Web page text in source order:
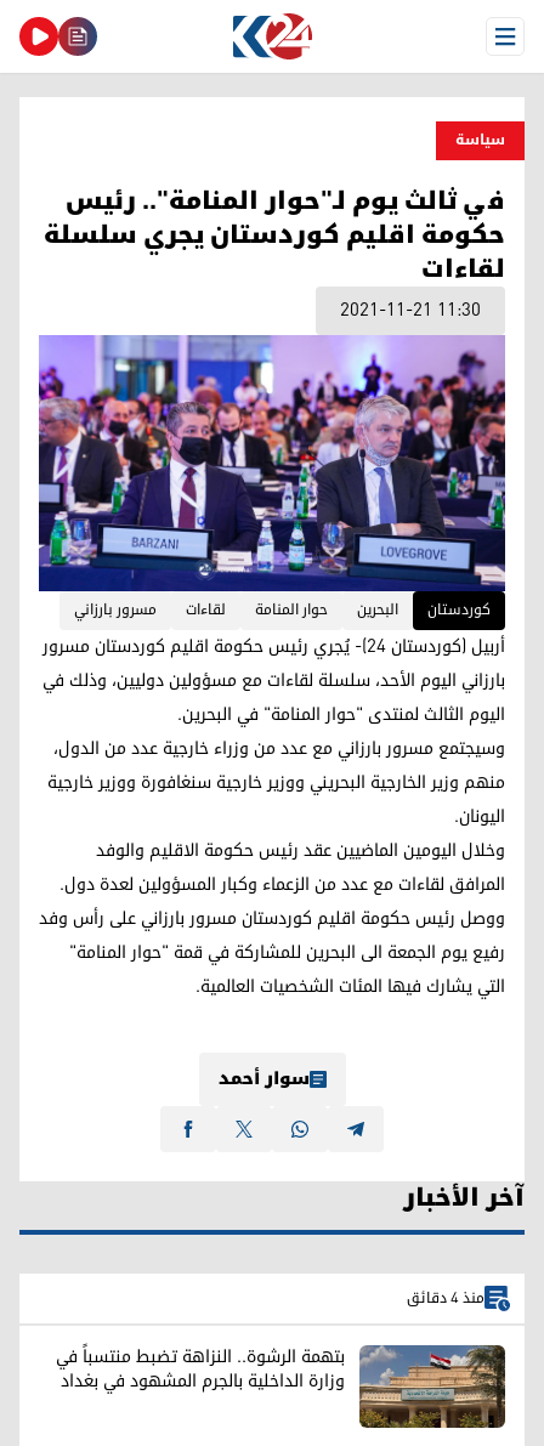
Open Menu
سیاسة
في ثالث يوم لـ"حوار المنامة".. رئيس
حكومة اقليم كوردستان يجري سلسلة
لقاءات
2021-11-21 11:30
کوردستان البحرين حوار المنامة لقاءات مسرور بارزاني
أربيل (كوردستان 24)- يُجري رئيس حكومة اقليم كوردستان مسرور
بارزاني اليوم الأحد، سلسلة لقاءات مع مسؤولين دوليين، وذلك في
اليوم الثالث لمنتدى "حوار المنامة" في البحرين.
وسيجتمع مسرور بارزاني مع عدد من وزراء خارجية عدد من الدول،
منهم وزير الخارجية البحريني ووزير خارجية سنغافورة ووزير خارجية
اليونان.
وخلال اليومين الماضيين عقد رئيس حكومة الاقليم والوفد
المرافق لقاءات مع عدد من الزعماء وكبار المسؤولين لعدة دول.
ووصل رئيس حكومة اقليم كوردستان مسرور بارزاني على رأس وفد
رفيع يوم الجمعة الى البحرين للمشاركة في قمة "حوار المنامة"
التي يشارك فيها المئات الشخصيات العالمية.
سوار أحمد
آخر الأخبار
منذ 4 دقائق
بتهمة الرشوة.. النزاهة تضبط منتسباً في
وزارة الداخلية بالجرم المشهود في بغداد